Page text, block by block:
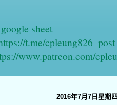
google sheet
t.me/cpleung826_post
www.patreon.com/
2016年7月7日星期